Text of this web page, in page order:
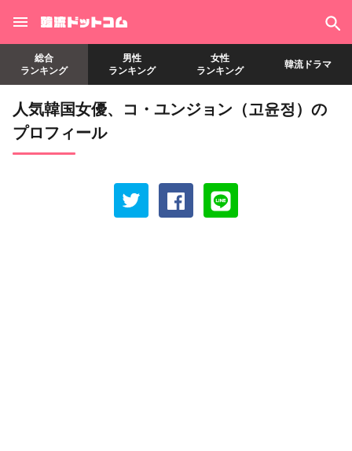
総合
ランキング
男性
ランキング
女性
ランキング
韓流ドラマ
人気韓国女優、コ・ユンジョン（고윤정）の
プロフィール